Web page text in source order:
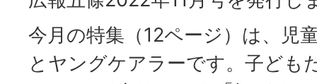
今月の特集（12ページ）は、児
とヤングケアラーです。子ども